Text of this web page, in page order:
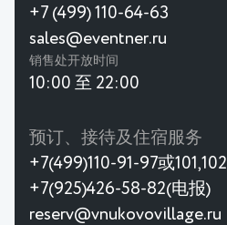
+7 (499) 110-64-63
sales@eventner.ru
销售处开放时间
10:00 至 22:00
预订、接待及住宿服务
+7(499)110-91-97或101,102
+7(925)426-58-82(电报)
reserv@vnukovovillage.ru